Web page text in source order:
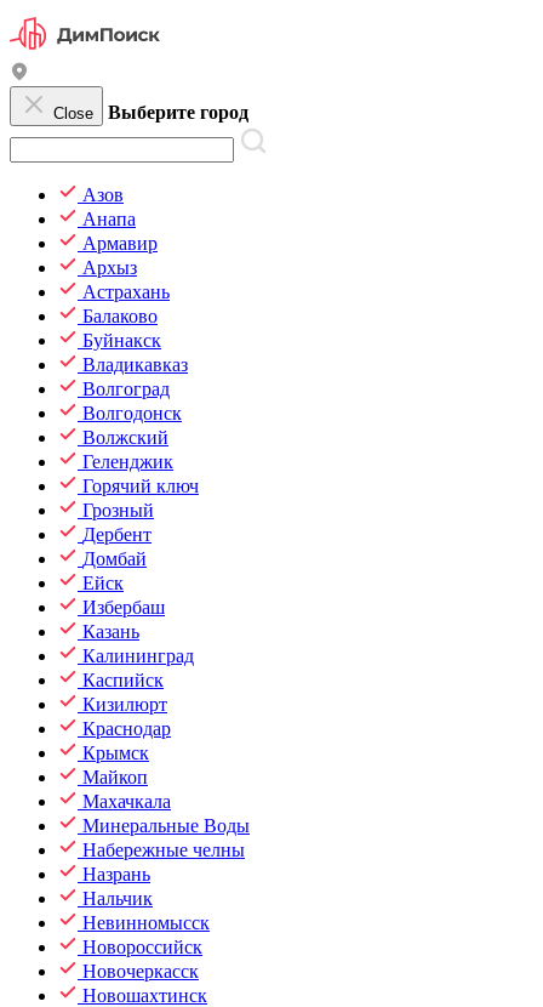
Close Выберите город
Азов
Анапа
Армавир
Архыз
Астрахань
Балаково
Буйнакск
Владикавказ
Волгоград
Волгодонск
Волжский
Геленджик
Горячий ключ
Грозный
Дербент
Домбай
Ейск
Избербаш
Казань
Калининград
Каспийск
Кизилюрт
Краснодар
Крымск
Майкоп
Махачкала
Минеральные Воды
Набережные челны
Назрань
Нальчик
Невинномысск
Новороссийск
Новочеркасск
Новошахтинск